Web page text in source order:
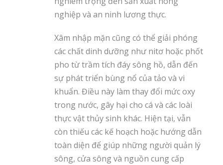
nghiệp và an ninh lương thực.
Xâm nhập mặn cũng có thể giải phóng
các chất dinh dưỡng như nitơ hoặc phốt
pho từ trầm tích đáy sông hồ, dẫn đến
sự phát triển bùng nổ của tảo và vi
khuẩn. Điều này làm thay đổi mức oxy
trong nước, gây hại cho cá và các loài
thực vật thủy sinh khác. Hiện tại, vẫn
còn thiếu các kế hoạch hoặc hướng dẫn
toàn diện để giúp những người quản lý
sông, cửa sông và nguồn cung cấp